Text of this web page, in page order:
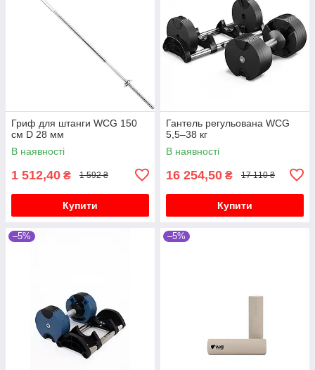
Гриф для штанги WCG 150
см D 28 мм
В наявності
1 512,40 ₴ 1 592 ₴
Купити
Гантель регульована WCG
5,5–38 кг
В наявності
16 254,50 ₴ 17 110 ₴
Купити
–5% –5%